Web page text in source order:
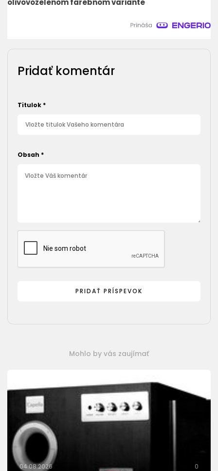
olivovozelenom farebnom variante
Pridať komentár
Titulok *
Obsah *
Mohlo by vás zaujímať
04.08.2026 0